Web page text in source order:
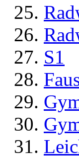
S1